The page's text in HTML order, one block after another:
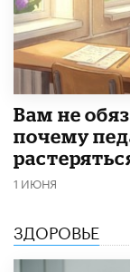
​Вам не
почему
1 ИЮНЯ
ЗДОРОВЬЕ